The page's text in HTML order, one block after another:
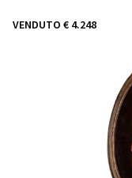
VENDUTO € 4.248